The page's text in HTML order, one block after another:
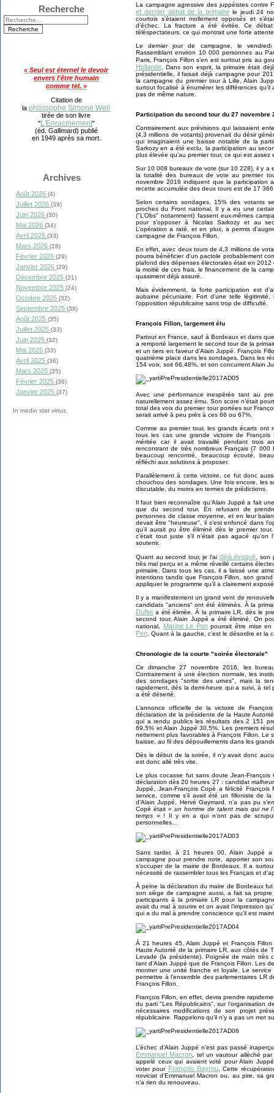
Recherche
« Seul est éternel le devoir
envers l'être humain
comme tel. »
Citation de
laphilosophe Simone Weil
tirée de son livre
"L'Enracinement"
(éd. Gallimard) publié
en 1949 après sa mort.
Archives
Août 2026 (4)
Juillet 2026 (39)
Juin 2026 (30)
Mai 2026 (34)
Avril 2026 (33)
Mars 2026 (28)
Février 2026 (29)
Janvier 2026 (29)
Décembre 2025 (21)
Novembre 2025 (24)
Octobre 2025 (32)
Septembre 2025 (38)
Août 2025 (35)
Juillet 2025 (33)
Juin 2025 (32)
Mai 2025 (33)
Avril 2025 (36)
Mars 2025 (35)
Février 2025 (38)
Janvier 2025 (37)
In medio stat virtus.
La campagne agressive des juppéistes contre
et dernier débat de la primaire le jeudi 24
courtois s’étaient mollement opposés et
d’échec. La fracture a été évitée. Ce
téléspectateurs, ce qui montrait une forte
Le dernier jour de campagne, le
Rassemblant environ 10 000 personnes au
Paris, François Fillon s’en est surtout pris au
Hollande . Dans son esprit, la primaire était
présidentielle, il faisait déjà campagne pour
la campagne du premier tour à Lille, Alain
surtout focalisé à énumérer les différences
pas de même nature.
Participation du second tour du 27 novembre
Contrairement aux prévisions qui laissaient
(4,3 millions de votants) provenait du désir
qui imaginaient une baisse notable de la
Sarkozy en a été exclu, la participation au
plus élevée qu’au premier tour, ce qui est assez
Sur 10 008 bureaux de vote (sur 10 228), il y a
la totalité des bureaux de vote au premier
novembre 2016 indiquent que la
recette accumulée des deux tours est de 17
Selon certains sondages, 15% des votants
proches du Front national. Il y a eu une
("L’Obs" notamment) fassent eux-mêmes
pour s’opposer à Nicolas Sarkozy et au
L’opération a raté, et en plus, a permis
campagne de François Fillon.
En effet, avec deux tours de 4,3 millions de
pourra bénéficier d’un pactole probablement
plafond des dépenses électorales était en
la moitié de ces frais, le financement de la
quasiment déjà assuré.
Mais évidemment, la forte participation est
aubaine pécuniaire. Fort d’une telle
l’opposition républicaine sans trop de difficulté.
François Fillon, largement élu
Partout en France, sauf à Bordeaux et dans
a remporté largement le second tour de la
et un tiers en faveur d’Alain Juppé. François
quatrième place dans les sondages. Dans les
154 voix, soit 66,48%, et son concurrent Alain
Avec une performance inespérée tant au
naturellement assez ému. Son score n’était
total des voix du premier tour portées sur
serait arrivé à peu près à ces 66 ou 67%.
Comme au premier tour, les grands écarts ont
tous les cas une grande victoire de François
méritée car il avait travaillé pendant trois
rencontrant de très nombreux Français (7
beaucoup rencontré, beaucoup écouté,
réfléchi aux solutions à proposer.
Parallèlement à cette victoire, ce fut donc
chouchou des sondages. Une fois encore, les
discutable, du moins en termes de prédictions.
Il faut bien reconnaître qu’Alain Juppé a fait
que du second tour. En refusant de
personnes de classe moyenne, et en leur
devait être "heureuse", il s’est enfoncé dans
qu’il aurait pu être éliminé dès le premier
c’était tout juste s’il n’était pas agacé
soutenir.
Quant au second tour, je l’ai déjà évoqué ,
très mal perçu et a même réveillé certains
primaire. Dans tous les cas, il a laissé une
intentions tandis que François Fillon, son
appliquer le programme qu’il a clairement
Il y a manifestement un grand vent de
candidats "anciens" ont été éliminés. À la
Duflot a été élimée. À la primaire LR, dès le
second tour, Alain Juppé a été éliminé. On
national,
Marine Le Penpourrait être mise
Pen . Quant à la gauche, c’est le désordre et la
Chronologie de la courte "soirée électorale"
Ce dimanche 27 novembre 2016, les
Contrairement à une élection normale, les
des sondages "sortie des urnes", mais la
rapidement, dès la demi-heure qui a suivi, à
a été déserté.
L’annonce officielle de la victoire de
déclaration de la présidente de la Haute
qui a rendu publics les résultats des 2 151
69,5% et Alain Juppé 30,5%. Les premiers
nettement plus favorables à François Fillon. Le
baisse, au fil des dépouillements dans les
Dès le début de la soirée, il n’y avait donc
est donc allé très vite.
Le plus cocasse fut sans doute Jean-François
déclaration dès 20 heures 27 : candidat
Juppé, Jean-François Copé a félicité
service, comme s’il avait été un filloniste de
d’Alain Juppé, Hervé Gaymard, n’a pas pu
Copé était « un homme de talent mais qui ne
temps » ! Il y en a qui n’ont pas de
personnelles…
Sans tarder, à 21 heures 00, Alain Juppé
campagne pour prendre note, apporter son
s’occuper de la mairie de Bordeaux. Il a
nécessité de rassembler tous les Français et
À peine la déclaration du maire de Bordeaux
son siège de campagne aussi, a fait sa
participants à la primaire LR pour la
avait du mal à sourire et on avait l’impression
qui a du mal à prendre conscience qu’il est
À 21 heures 45, Alain Juppé et François
Haute Autorité de la primaire LR, aux côtés de
Levade (la présidente). Poignée de main très
tant d’Alain Juppé que de François Fillon. Les
montrer une unité franche et loyale. Le
permettre à l’ensemble des parlementaires LR
François Fillon.
François Fillon, en effet, devra prendre
du parti "Les Républicains", sur l’organisation
nécessaires modifications de son projet
républicaine. Rappelons qu’il n’y a pas un mot
L’échec d’Alain Juppé n’est pas passé
Emmanuel Macron , tel un vautour alléché
appelé ceux qui avaient voté pour Alain
voter pour François Bayrou . Cette
noviciat d’Emmanuel Macron ou, au pire, sa
n’a rien du renouveau.